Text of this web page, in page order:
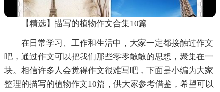
【精选】描写的植物作文合集10篇
在日常学习、工作和生活中，大家一定都接触过作文
吧，通过作文可以把我们那些零零散散的思想，聚集在一
块。相信许多人会觉得作文很难写吧，下面是小编为大家
整理的描写的植物作文10篇，供大家参考借鉴，希望可以